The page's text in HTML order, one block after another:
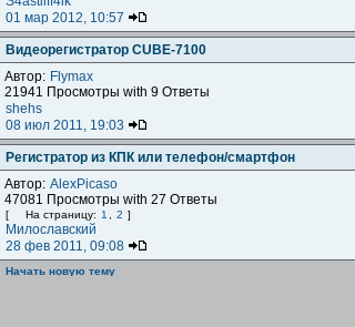
01 мар 2012, 10:57
Видеорегистратор CUBE-7100
Автор: Flymax
21941 Просмотры with 9 Ответы
shehs
08 июл 2011, 19:03
Регистратор из КПК или телефон/смартфон
Автор: AlexPicaso
47081 Просмотры with 27 Ответы
[ На страницу: 1 2 ]
Милославский
28 фев 2011, 09:08
Начать новую тему